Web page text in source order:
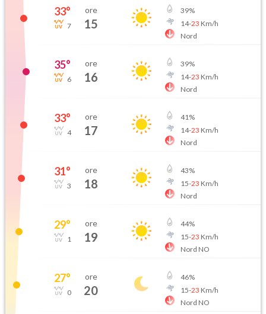
33°
7
ore
15
39%
14-23 Km/h
Nord
35°
6
ore
16
39%
14-23 Km/h
Nord
33°
4
ore
17
41%
14-23 Km/h
Nord
31°
3
ore
18
43%
15-23 Km/h
Nord
29°
1
ore
19
44%
15-23 Km/h
Nord NO
27°
0
ore
20
46%
15-23 Km/h
Nord NO